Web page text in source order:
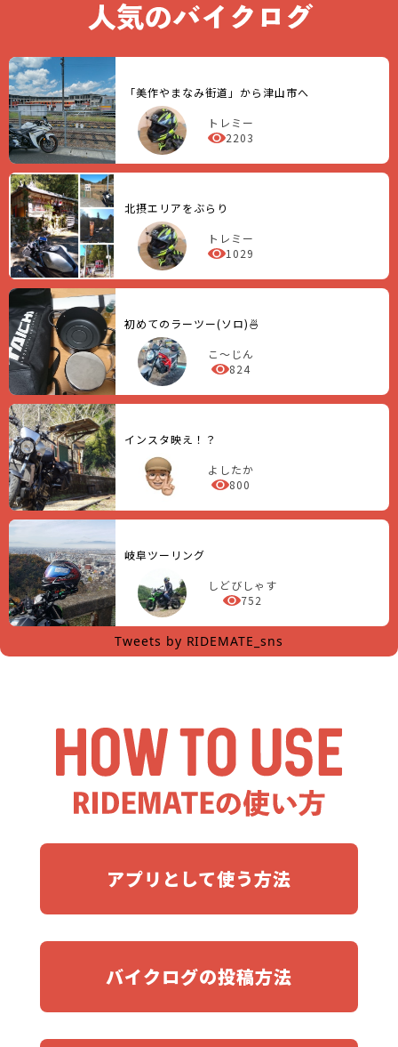
「美作やまなみ街道」から津山市へ
トレミー
2203
北摂エリアをぶらり
トレミー
1029
初めてのラーツー(ソロ)🍜
こ～じん
824
インスタ映え！？
よしたか
800
岐阜ツーリング
しどびしゃす
752
Tweets by RIDEMATE_sns
アプリとして使う方法
バイクログの投稿方法